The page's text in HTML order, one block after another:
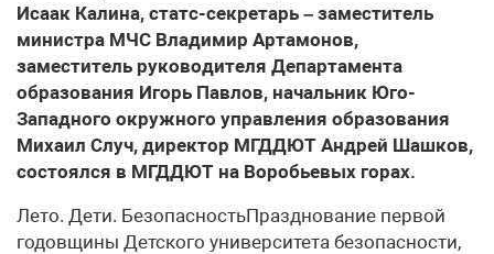
Исаак Калина, статс-секретарь – заместитель
министра МЧС Владимир Артамонов,
заместитель руководителя Департамента
образования Игорь Павлов, начальник Юго-
Западного окружного управления образования
Михаил Случ, директор МГДДЮТ Андрей Шашков,
состоялся в МГДДЮТ на Воробьевых горах.
Лето. Дети. БезопасностьПразднование первой
годовщины Детского университета безопасности,